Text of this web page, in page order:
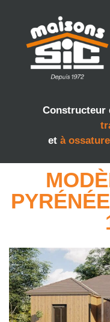
Constructeur
et à